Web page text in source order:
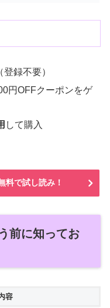
登録不要）
円OFFクーポンをゲ
して購入
料で試し読み！
前に知ってお
容